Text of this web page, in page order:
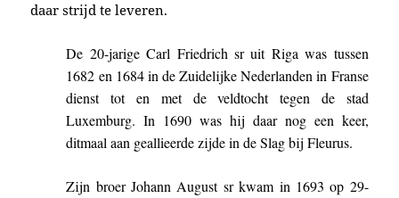
daar strijd te leveren.
De 20-jarige Carl Friedrich sr uit Riga was tussen
1682 en 1684 inde Zuidelijke Nederlandenin Franse
dienst tot en met de veldtocht tegen de stad
Luxemburg. In 1690 was hij daar nog een keer,
ditmaal aan geallieerde zijde in de Slag bij Fleurus.
Zijn broer Johann August sr kwam in 1693 op 29-